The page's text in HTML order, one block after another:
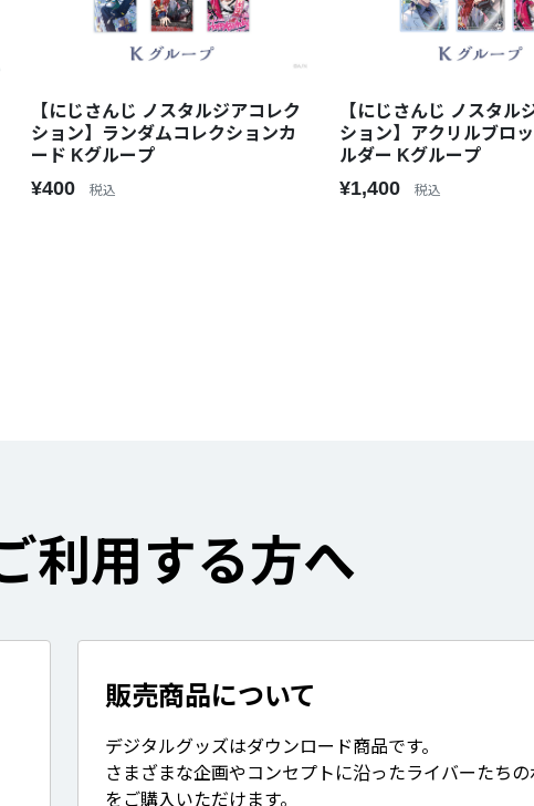
【にじさんじ ノスタルジアコレク
ション】ランダムコレクションカ
ード Kグループ
¥400 税込
【にじさんじ ノスタル
ション】アクリルブロ
ルダー Kグループ
¥1,400 税込
利用する方へ
販売商品について
デジタルグッズはダウンロード商品です。
さまざまな企画やコンセプトに沿ったライバーたち
をご購入いただけます。